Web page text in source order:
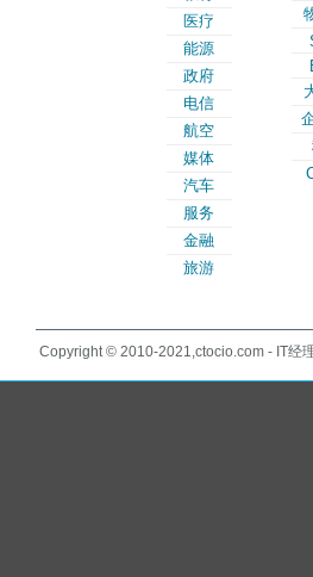
医疗
能源
政府
电信
航空
媒体
汽车
服务
金融
旅游
Copyright © 2010-2021,ctocio.com - IT经